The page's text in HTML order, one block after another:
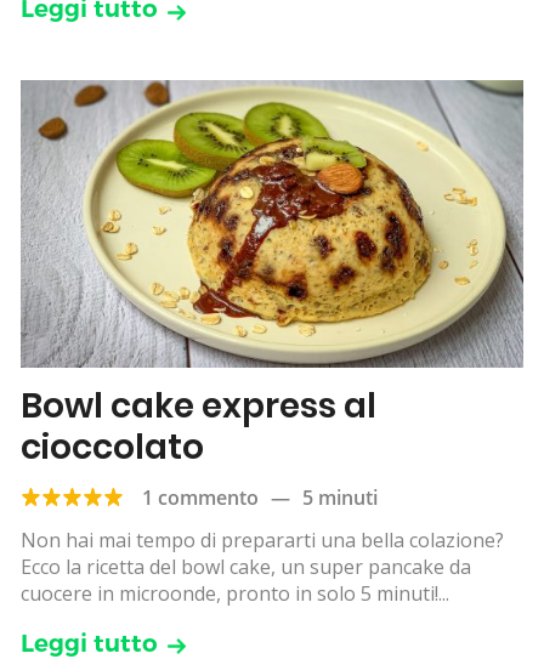
Leggi tutto
Bowl cake express al
cioccolato
1 commento — 5 minuti
Non hai mai tempo di prepararti una bella colazione?
Ecco la ricetta del bowl cake, un super pancake da
cuocere in microonde, pronto in solo 5 minuti!...
Leggi tutto